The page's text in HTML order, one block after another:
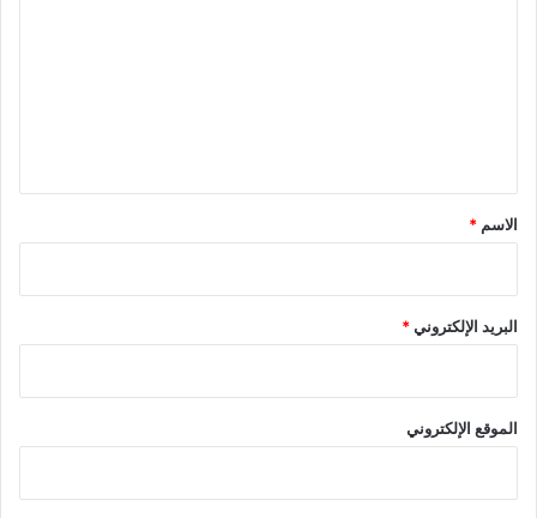
*
الاسم *
البريد الإلكتروني*
الموقع الإلكتروني